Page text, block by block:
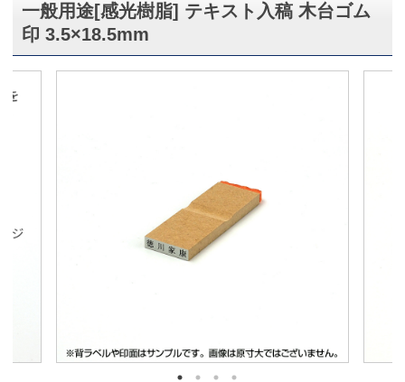
一般用途[感光樹脂] テキスト入稿 木台ゴム
印 3.5×18.5mm